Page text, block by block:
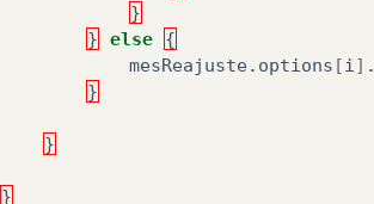
}
}
else
{
mesReajuste. options [i ] .
}
}
}